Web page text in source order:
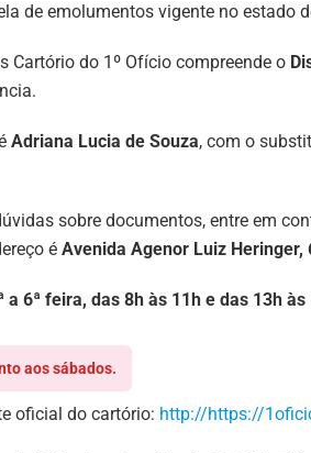
de emolumentos vigente no estado
Cartório do 1º Ofício compreende o
Adriana Lucia de Souza, com o
sobre documentos, entre em
é Avenida Agenor Luiz Heringer,
a 6ª feira, das 8h às 11h e das 13h às
aos sábados.
oficial do cartório: http://https://